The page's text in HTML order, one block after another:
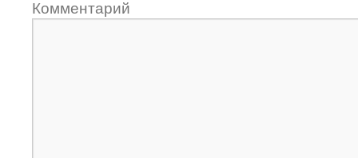
Комментарий